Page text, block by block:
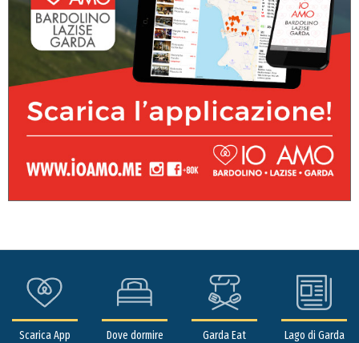
Scarica App
Dove dormire Garda Eat
Lago di Garda